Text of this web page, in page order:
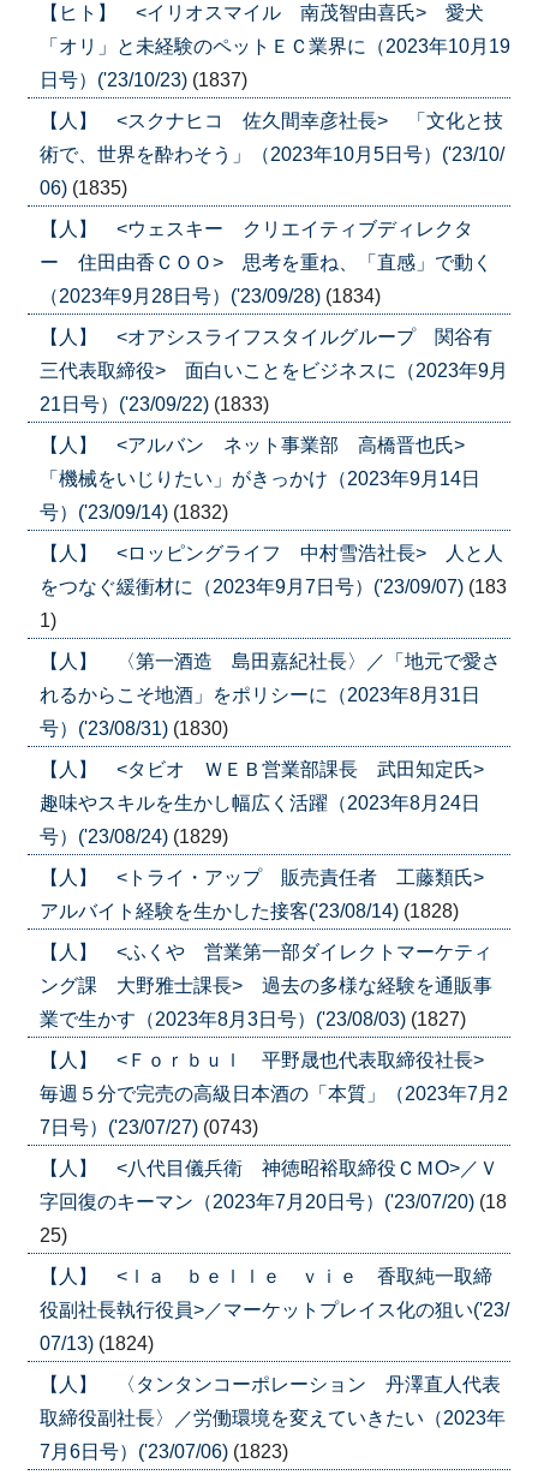
【ヒト】 <イリオスマイル 南茂智由喜氏> 愛犬
「オリ」と未経験のペットＥＣ業界に（2023年10月19
日号）('23/10/23) (1837)
【人】 <スクナヒコ 佐久間幸彦社長> 「文化と技
術で、世界を酔わそう」（2023年10月5日号）('23/10/
06) (1835)
【人】 <ウェスキー クリエイティブディレクタ
ー 住田由香ＣＯＯ> 思考を重ね、「直感」で動く
（2023年9月28日号）('23/09/28) (1834)
【人】 <オアシスライフスタイルグループ 関谷有
三代表取締役> 面白いことをビジネスに（2023年9月
21日号）('23/09/22) (1833)
【人】 <アルバン ネット事業部 高橋晋也氏>
「機械をいじりたい」がきっかけ（2023年9月14日
号）('23/09/14) (1832)
【人】 <ロッピングライフ 中村雪浩社長> 人と人
をつなぐ緩衝材に（2023年9月7日号）('23/09/07) (183
1)
【人】 〈第一酒造 島田嘉紀社長〉／「地元で愛さ
れるからこそ地酒」をポリシーに（2023年8月31日
号）('23/08/31) (1830)
【人】 <タビオ ＷＥＢ営業部課長 武田知定氏>
趣味やスキルを生かし幅広く活躍（2023年8月24日
号）('23/08/24) (1829)
【人】 <トライ・アップ 販売責任者 工藤類氏>
アルバイト経験を生かした接客('23/08/14) (1828)
【人】 <ふくや 営業第一部ダイレクトマーケティ
ング課 大野雅士課長> 過去の多様な経験を通販事
業で生かす（2023年8月3日号）('23/08/03) (1827)
【人】 <Ｆｏｒｂｕｌ 平野晟也代表取締役社長>
毎週５分で完売の高級日本酒の「本質」（2023年7月2
7日号）('23/07/27) (0743)
【人】 <八代目儀兵衛 神徳昭裕取締役ＣＭО>／Ｖ
字回復のキーマン（2023年7月20日号）('23/07/20) (18
25)
【人】 <ｌａ ｂｅｌｌｅ ｖｉｅ 香取純一取締
役副社長執行役員>／マーケットプレイス化の狙い('23/
07/13) (1824)
【人】 〈タンタンコーポレーション 丹澤直人代表
取締役副社長〉／労働環境を変えていきたい（2023年
7月6日号）('23/07/06) (1823)